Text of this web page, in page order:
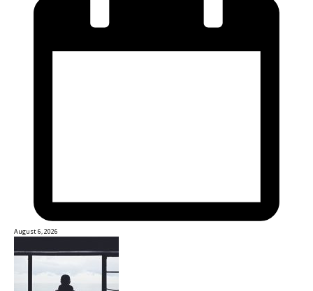
August 6, 2026